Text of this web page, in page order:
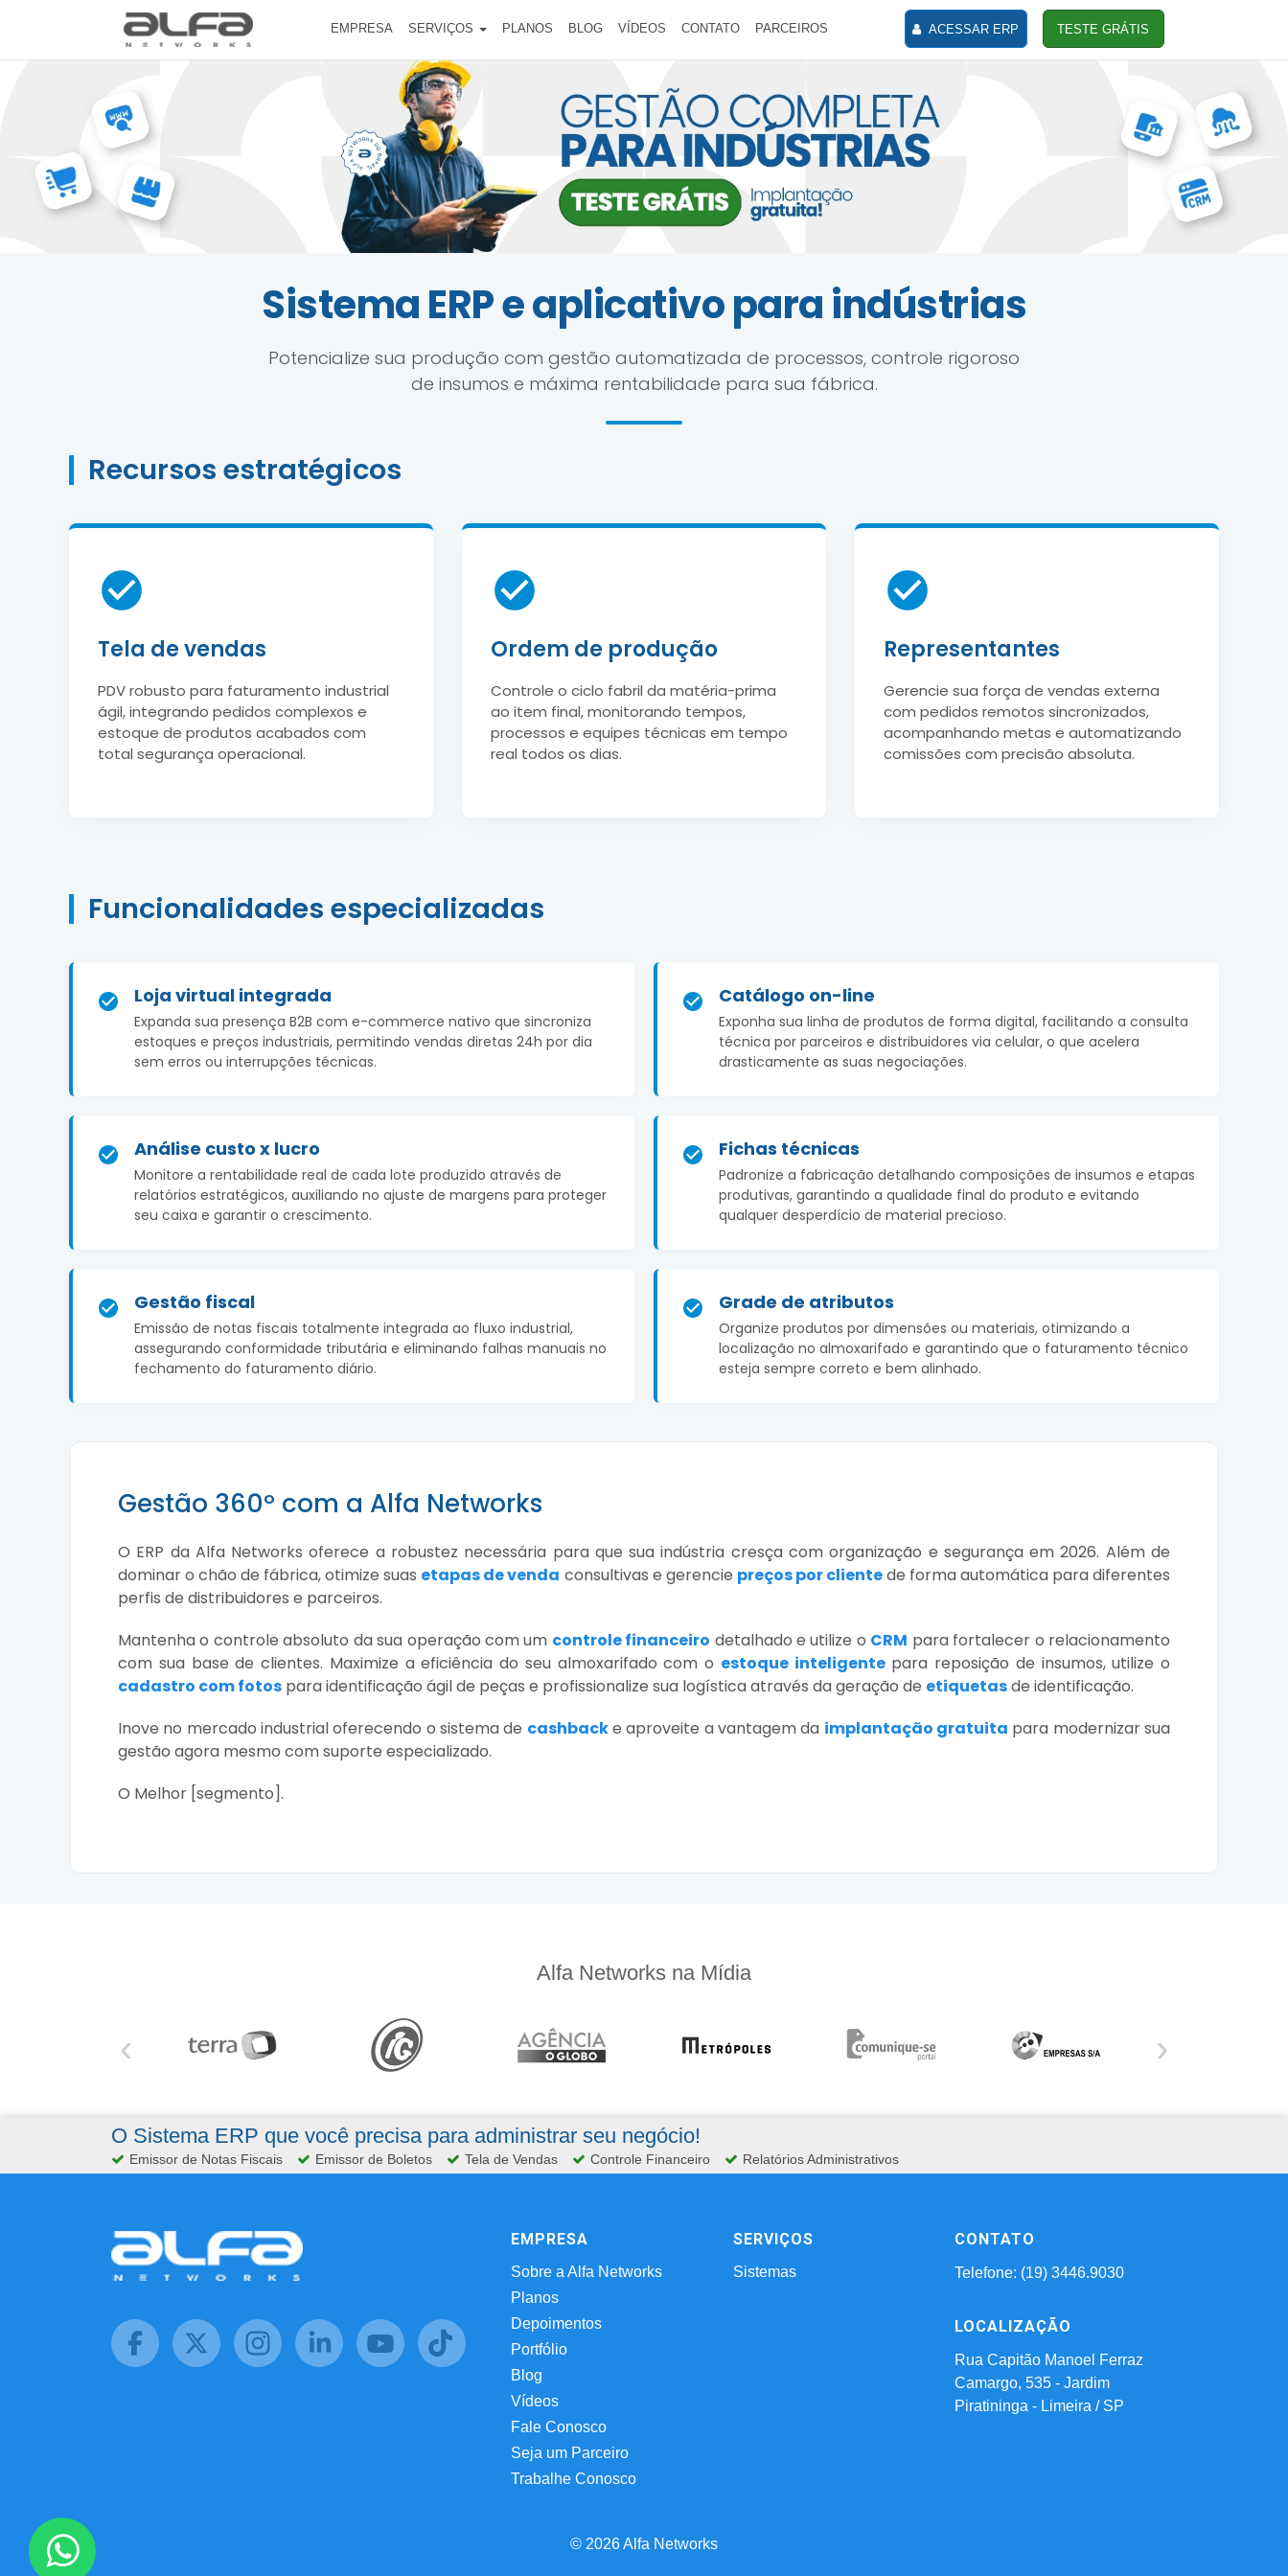
EMPRESA SERVIÇOS PLANOS BLOG VÍDEOS CONTATO PARCEIROS ACESSAR ERP TESTE GRÁTIS
Sistema ERP e aplicativo para indústrias
Potencialize sua produção com gestão automatizada de processos, controle rigoroso
de insumos e máxima rentabilidade para sua fábrica.
Recursos estratégicos
Tela de vendas
PDV robusto para faturamento industrial
ágil, integrando pedidos complexos e
estoque de produtos acabados com
total segurança operacional.
Ordem de produção
Controle o ciclo fabril da matéria-prima
ao item final, monitorando tempos,
processos e equipes técnicas em tempo
real todos os dias.
Representantes
Gerencie sua força de vendas externa
com pedidos remotos sincronizados,
acompanhando metas e automatizando
comissões com precisão absoluta.
Funcionalidades especializadas
Loja virtual integrada
Expanda sua presença B2B com e-commerce nativo que sincroniza
estoques e preços industriais, permitindo vendas diretas 24h por dia
sem erros ou interrupções técnicas.
Catálogo on-line
Exponha sua linha de produtos de forma digital, facilitando a consulta
técnica por parceiros e distribuidores via celular, o que acelera
drasticamente as suas negociações.
Análise custo x lucro
Monitore a rentabilidade real de cada lote produzido através de
relatórios estratégicos, auxiliando no ajuste de margens para proteger
seu caixa e garantir o crescimento.
Fichas técnicas
Padronize a fabricação detalhando composições de insumos e etapas
produtivas, garantindo a qualidade final do produto e evitando
qualquer desperdício de material precioso.
Gestão fiscal
Emissão de notas fiscais totalmente integrada ao fluxo industrial,
assegurando conformidade tributária e eliminando falhas manuais no
fechamento do faturamento diário.
Grade de atributos
Organize produtos por dimensões ou materiais, otimizando a
localização no almoxarifado e garantindo que o faturamento técnico
esteja sempre correto e bem alinhado.
Gestão 360º com a Alfa Networks
O ERP da Alfa Networks oferece a robustez necessária para que sua indústria cresça com organização e segurança em 2026. Além de
dominar o chão de fábrica, otimize suas etapas de venda consultivas e gerencie preços por clientede forma automática para diferentes
perfis de distribuidores e parceiros.
Mantenha o controle absoluto da sua operação com um controle financeiro detalhado e utilize o CRM para fortalecer o relacionamento
com sua base de clientes. Maximize a eficiência do seu almoxarifado com o estoque inteligentepara reposição de insumos, utilize o
cadastro com fotos para identificação ágil de peças e profissionalize sua logística através da geração de etiquetasde identificação.
Inove no mercado industrial oferecendo o sistema de cashbacke aproveite a vantagem da implantação gratuita para modernizar sua
gestão agora mesmo com suporte especializado.
O Melhor [segmento].
Alfa Networks na Mídia
‹ ›
O Sistema ERP que você precisa para administrar seu negócio!
Emissor de Notas Fiscais Emissor de Boletos Tela de Vendas Controle Financeiro Relatórios Administrativos
EMPRESA
Sobre a Alfa Networks
Planos
Depoimentos
Portfólio
Blog
Vídeos
Fale Conosco
Seja um Parceiro
Trabalhe Conosco
SERVIÇOS
Sistemas
CONTATO
Telefone: (19) 3446.9030
LOCALIZAÇÃO
Rua Capitão Manoel Ferraz
Camargo, 535 - Jardim
Piratininga - Limeira / SP
© 2026 Alfa Networks